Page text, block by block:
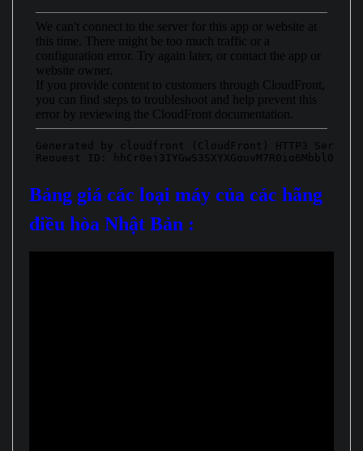
Bảng giá các loại máy của các hãng
điều hòa Nhật Bản :